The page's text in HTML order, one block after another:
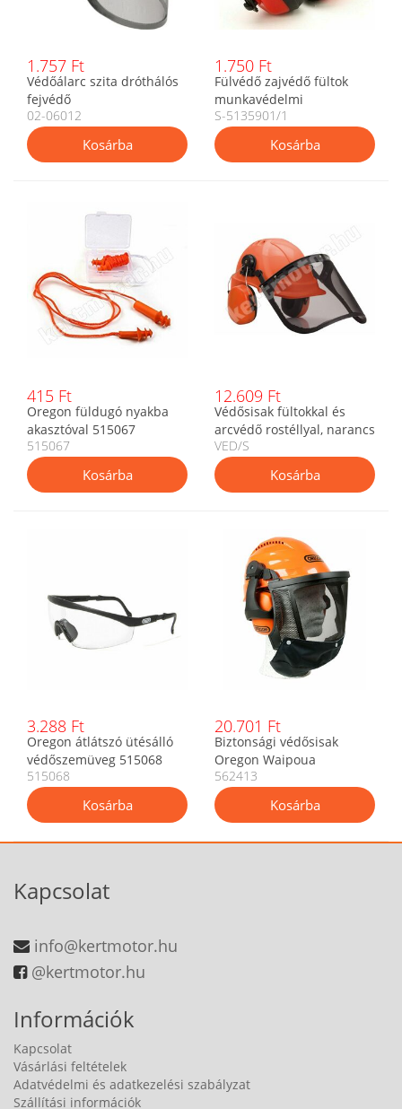
1.757 Ft
Védőálarc szita dróthálós
fejvédő
02-06012
1.750 Ft
Fülvédő zajvédő fültok
munkavédelmi
használatra
S-5135901/1
415 Ft
Oregon füldugó nyakba
akasztóval 515067
515067
12.609 Ft
Védősisak fültokkal és
arcvédő rostéllyal, narancs
VED/S
3.288 Ft
Oregon átlátszó ütésálló
védőszemüveg 515068
515068
20.701 Ft
Biztonsági védősisak
Oregon Waipoua
favágáshoz
562413
Kapcsolat
info@kertmotor.hu
@kertmotor.hu
Információk
Kapcsolat
Vásárlási feltételek
Adatvédelmi és adatkezelési szabályzat
Szállítási információk